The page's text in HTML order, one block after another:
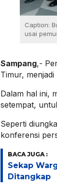
Caption:
usai
Sampang,-
Timur,
Dalam hal ini,
setempat,
Seperti
konferensi
BACA JUGA :
Sekap
Ditangkap